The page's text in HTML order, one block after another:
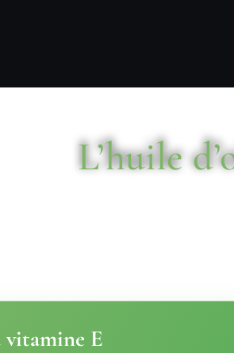
L’huile
vitamine E